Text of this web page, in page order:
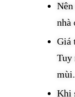
nhà
Giá
Tuy
mùi.
Khi